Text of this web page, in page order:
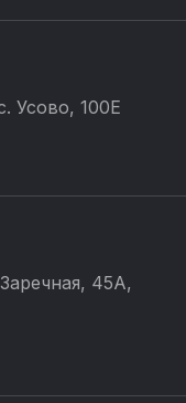
Усово, 100Е
45А,